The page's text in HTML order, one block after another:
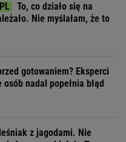
To, co działo się na
Nie myślałam, że to
gotowaniem? Eksperci
nadal popełnia błąd
z jagodami. Nie